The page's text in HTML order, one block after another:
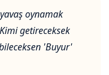
oynamak
getireceksek
'Buyur'